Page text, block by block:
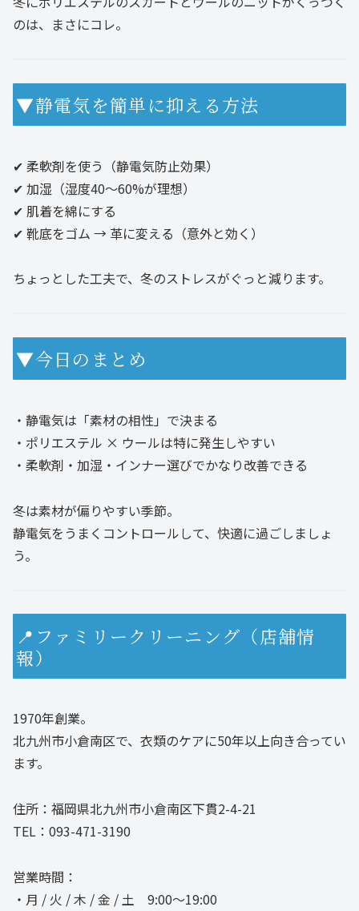
のは、まさにコレ。
▼静電気を簡単に抑える方法
✔ 柔軟剤を使う（静電気防止効果）
✔ 加湿（湿度40〜60%が理想）
✔ 肌着を綿にする
✔ 靴底をゴム → 革に変える（意外と効く）
ちょっとした工夫で、冬のストレスがぐっと減ります。
▼今日のまとめ
・静電気は「素材の相性」で決まる
・ポリエステル × ウールは特に発生しやすい
・柔軟剤・加湿・インナー選びでかなり改善できる
冬は素材が偏りやすい季節。
静電気をうまくコントロールして、快適に過ごしましょ
う。
📍ファミリークリーニング（店舗情
報）
1970年創業。
北九州市小倉南区で、衣類のケアに50年以上向き合ってい
ます。
住所：福岡県北九州市小倉南区下貫2-4-21
TEL：093-471-3190
営業時間：
・月 / 火 / 木 / 金 / 土 9:00〜19:00